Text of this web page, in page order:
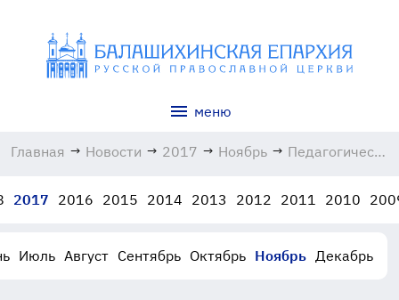
меню
Главная → Новости → 2017 → Ноябрь → Педагогическая
26.11.2017
2017 2016 2015 2014 2013 2012 2011 2010
Июль Август Сентябрь Октябрь Ноябрь Декабрь